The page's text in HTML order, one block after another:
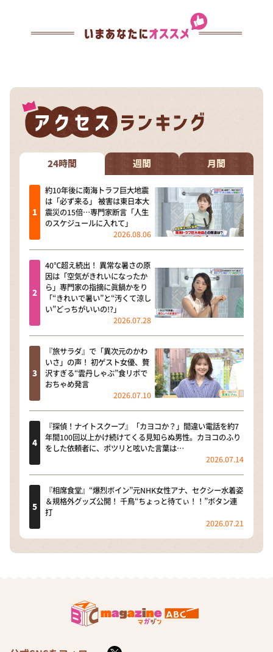
24時間 週間 月間
約10年後に南海トラフ巨大地震
は「必ず来る」 被害は東日本大
震災の15倍…専門家断言「人生
のスケジュールに入れて」
2026.08.06
40℃超え続出！ 異常な暑さの原
因は「空気がきれいになったか
ら」専門家の指摘に眞鍋かをり
「“きれいで暑い”と“汚くて涼し
い”どっちがいいの!?」
2026.07.28
『旅サラダ』で「異次元のかわ
いさ」の声！ 初ゲスト女優、贅
沢すぎる“雲丹しゃぶ”食リポで
おちゃめ発言
2026.07.10
『探偵！ナイトスクープ』「カヨコか？」間違い電話を約7
年間100回以上かけ続けてくる見知らぬ男性。カヨコのふり
をした依頼者に、ポツリと呟いた言葉は…
2026.07.14
『相席食堂』“爆烈ボイン”元NHK女性アナ、セクシー水着姿
＆規格外グッズ公開！ 千鳥“ちょっと待てぃ！！”ボタン連
打
2026.07.21